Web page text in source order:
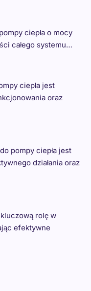
ciepła o mocy
całego systemu…
ciepła jest
oraz
pompy ciepła jest
działania oraz
rolę w
efektywne